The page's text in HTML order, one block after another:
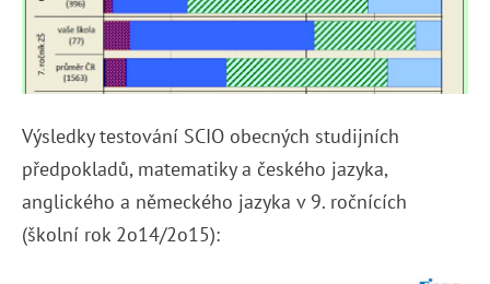
Výsledky testování SCIO obecných studijních
předpokladů, matematiky a českého jazyka,
anglického a německého jazyka v 9. ročnících
(školní rok 2o14/2o15):